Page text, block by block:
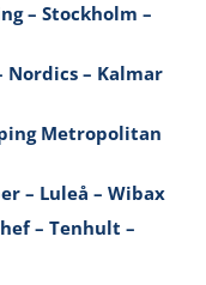
– Stockholm –
Nordics – Kalmar
Metropolitan
– Luleå – Wibax
– Tenhult –